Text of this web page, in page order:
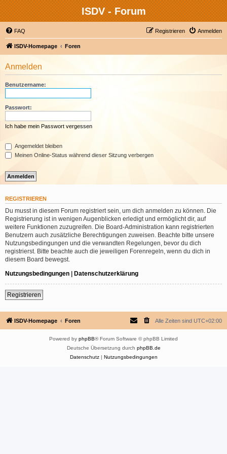
ISDV - Forum
FAQ Anmelden
Registrieren
ISDV-Homepage Foren
Anmelden
Benutzername:
Passwort:
Ich habe mein Passwort vergessen
Angemeldet bleiben
Meinen Online-Status während dieser Sitzung verbergen
REGISTRIEREN
Du musst in diesem Forum registriert sein, um dich anmelden zu können. Die
Registrierung ist in wenigen Augenblicken erledigt und ermöglicht dir, auf
weitere Funktionen zuzugreifen. Die Board-Administration kann registrierten
Benutzern auch zusätzliche Berechtigungen zuweisen. Beachte bitte unsere
Nutzungsbedingungen und die verwandten Regelungen, bevor du dich
registrierst. Bitte beachte auch die jeweiligen Forenregeln, wenn du dich in
diesem Board bewegst.
Nutzungsbedingungen | Datenschutzerklärung
Registrieren
ISDV-Homepage Foren Alle Zeiten sind UTC+02:00
Powered by phpBB® Forum Software © phpBB Limited
Deutsche Übersetzung durch phpBB.de
Datenschutz| Nutzungsbedingungen